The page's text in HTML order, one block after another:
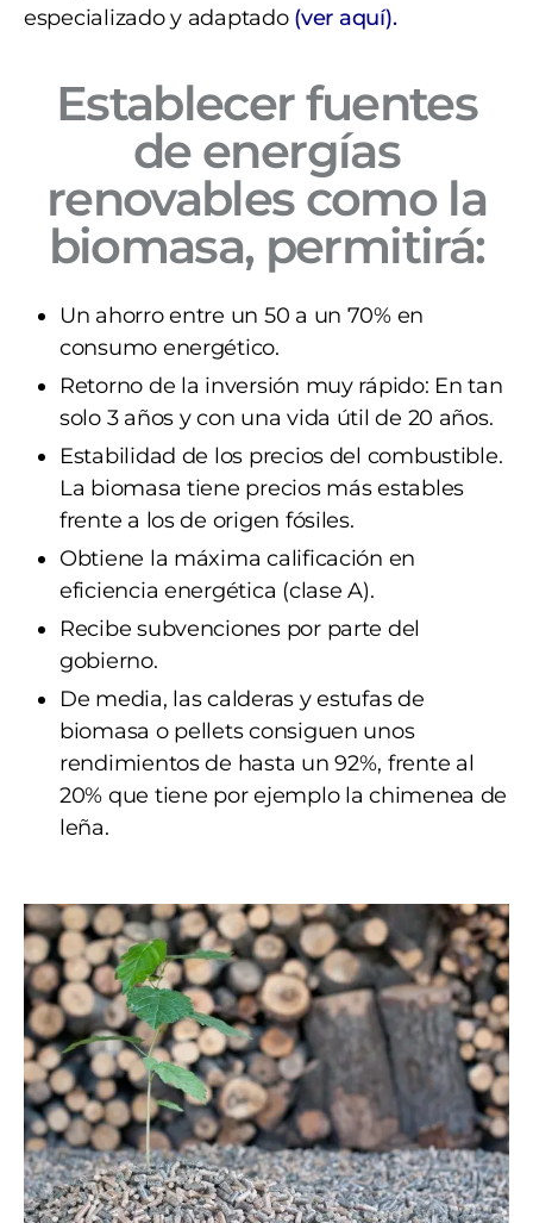
especializado y adaptado (ver aquí).
Establecer fuentes
de energías
renovables como la
biomasa, permitirá:
Un ahorro entre un 50 a un 70% en
consumo energético.
Retorno de la inversión muy rápido: En tan
solo 3 años y con una vida útil de 20 años.
Estabilidad de los precios del combustible.
La biomasa tiene precios más estables
frente a los de origen fósiles.
Obtiene la máxima calificación en
eficiencia energética (clase A).
Recibe subvenciones por parte del
gobierno.
De media, las calderas y estufas de
biomasa o pellets consiguen unos
rendimientos de hasta un 92%, frente al
20% que tiene por ejemplo la chimenea de
leña.